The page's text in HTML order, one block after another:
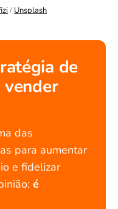
/ Unsplash
de
das
para aumentar
e fidelizar
é